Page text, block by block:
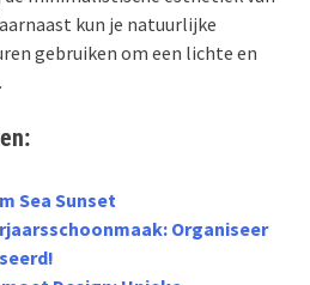
kun je natuurlijke
gebruiken om een lichte en
Sea Sunset
Organiseer